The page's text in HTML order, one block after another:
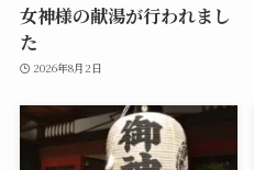
女神様の献湯が行われまし
た
2026年8月2日